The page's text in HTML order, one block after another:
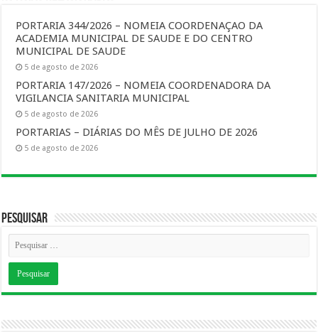
PORTARIA 344/2026 – NOMEIA COORDENAÇAO DA
ACADEMIA MUNICIPAL DE SAUDE E DO CENTRO
MUNICIPAL DE SAUDE
5 de agosto de 2026
PORTARIA 147/2026 – NOMEIA COORDENADORA DA
VIGILANCIA SANITARIA MUNICIPAL
5 de agosto de 2026
PORTARIAS – DIÁRIAS DO MÊS DE JULHO DE 2026
5 de agosto de 2026
Pesquisar